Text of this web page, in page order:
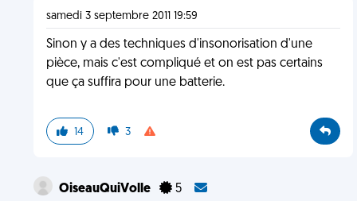
samedi 3 septembre 2011 19:59
Sinon y a des techniques d'insonorisation d'une
pièce, mais c'est compliqué et on est pas certains
que ça suffira pour une batterie.
14 3
OiseauQuiVolle 5